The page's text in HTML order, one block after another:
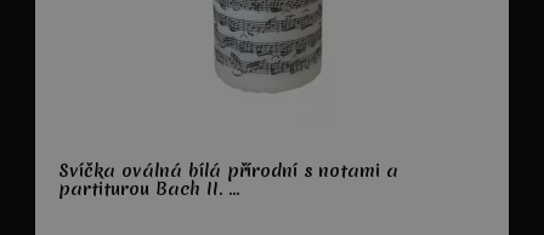
Svíčka oválná bílá přírodní s notami a
partiturou Bach II. ...